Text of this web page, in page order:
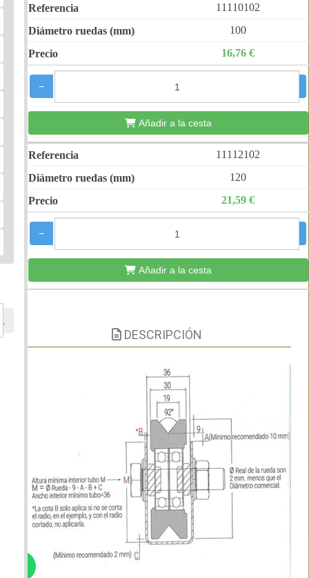
11110102
100
16,76 €
−
Añadir a la cesta
11112102
120
21,59 €
−
Añadir a la cesta
DESCRIPCIÓN